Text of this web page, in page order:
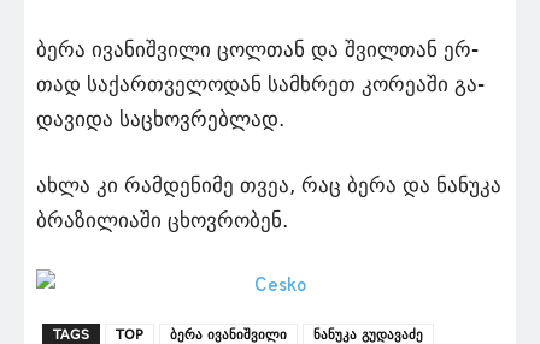
ბერა ივა­ნიშ­ვი­ლი ცოლ­თან და შვილ­თან ერ­
თად სა­ქარ­თვე­ლო­დან სამ­ხრეთ კო­რე­ა­ში გა­
და­ვი­და სა­ცხოვ­რებ­ლად.
ახლა კი რამდენიმე თვეა, რაც ბერა და ნა­ნუ­კა
ბრა­ზი­ლი­ა­ში ცხოვ­რო­ბენ.
TAGS TOP ბერა ივანიშვილი ნანუკა გუდავაძე